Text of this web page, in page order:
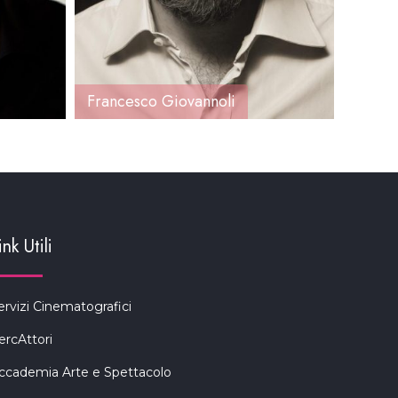
Francesco Giovannoli
Utili
Cinematografici
Arte e Spettacolo